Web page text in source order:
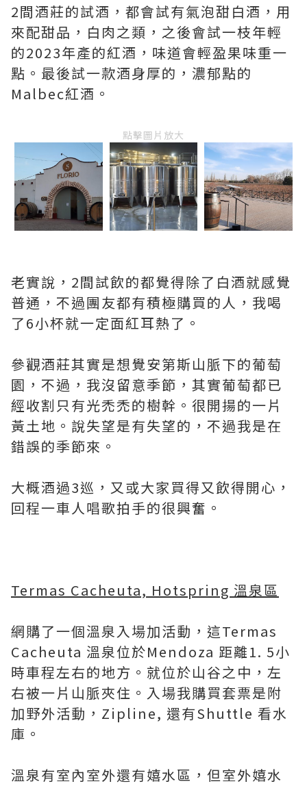
2間酒莊的試酒，都會試有氣泡甜白酒，用
來配甜品，白肉之類，之後會試一枝年輕
的2023年產的紅酒，味道會輕盈果味重一
點。最後試一款酒身厚的，濃郁點的
Malbec紅酒。
點擊圖片放大
老實說，2間試飲的都覺得除了白酒就感覺
普通，不過團友都有積極購買的人，我喝
了6小杯就一定面紅耳熱了。
參觀酒莊其實是想覺安第斯山脈下的葡萄
園，不過，我沒留意季節，其實葡萄都已
經收割只有光禿禿的樹幹。很開揚的一片
黃土地。說失望是有失望的，不過我是在
錯誤的季節來。
大概酒過3巡，又或大家買得又飲得開心，
回程一車人唱歌拍手的很興奮。
Termas Cacheuta, Hotspring 溫泉區
網購了一個溫泉入場加活動，這Termas
Cacheuta 溫泉位於Mendoza 距離1. 5小
時車程左右的地方。就位於山谷之中，左
右被一片山脈夾住。入場我購買套票是附
加野外活動，Zipline, 還有Shuttle 看水
庫。
溫泉有室內室外還有嬉水區，但室外嬉水